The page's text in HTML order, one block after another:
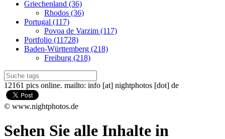
Griechenland (36)
Rhodos (36)
Portugal (117)
Povoa de Varzim (117)
Portfolio (11728)
Baden-Württemberg (218)
Freiburg (218)
12161 pics online. mailto: info [at] nightphotos [dot] de
© www.nightphotos.de
Sehen Sie alle Inhalte in